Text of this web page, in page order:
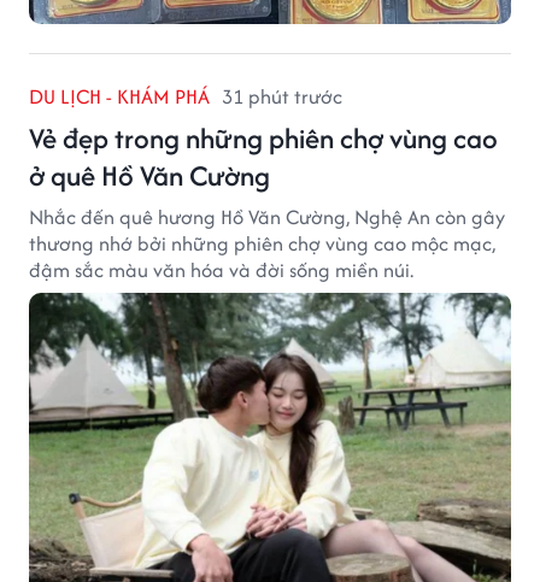
DU LỊCH - KHÁM PHÁ 31 phút trước
Vẻ đẹp trong những phiên chợ vùng cao
ở quê Hồ Văn Cường
Nhắc đến quê hương Hồ Văn Cường, Nghệ An còn gây
thương nhớ bởi những phiên chợ vùng cao mộc mạc,
đậm sắc màu văn hóa và đời sống miền núi.